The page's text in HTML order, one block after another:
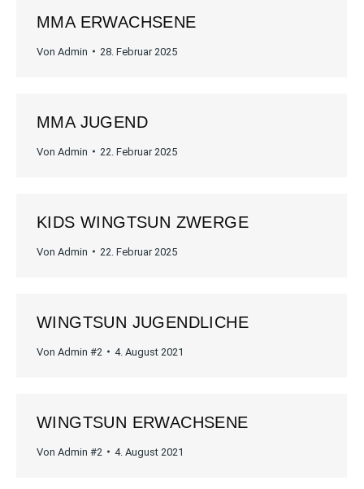
MMA ERWACHSENE
Von Admin 28. Februar 2025
MMA JUGEND
Von Admin 22. Februar 2025
KIDS WINGTSUN ZWERGE
Von Admin 22. Februar 2025
WINGTSUN JUGENDLICHE
Von Admin #2 4. August 2021
WINGTSUN ERWACHSENE
Von Admin #2 4. August 2021